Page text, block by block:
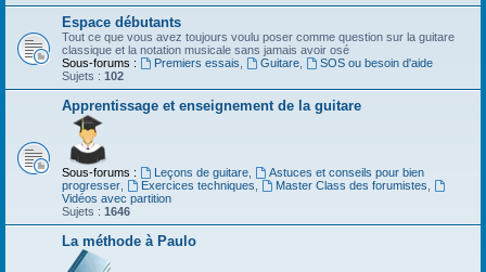
Espace débutants
Tout ce que vous avez toujours voulu poser comme question sur la guitare
classique et la notation musicale sans jamais avoir osé
Sous-forums :
Premiers essais Guitare,
SOS ou besoin d'aide
Sujets : 102
Apprentissage et enseignement de la guitare
Sous-forums : Leçons de guitare,
Astuces et conseils pour bien
progresser
Exercices techniques Master Class des forumistes
Vidéos avec partition
Sujets : 1646
La méthode à Paulo